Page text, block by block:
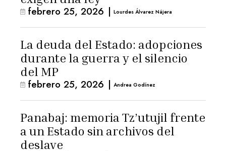
febrero 25, 2026 | Lourdes Álvarez Nájera
La deuda del Estado: adopciones
durante la guerra y el silencio
del MP
febrero 25, 2026 | Andrea Godínez
Panabaj: memoria Tz’utujil frente
a un Estado sin archivos del
deslave